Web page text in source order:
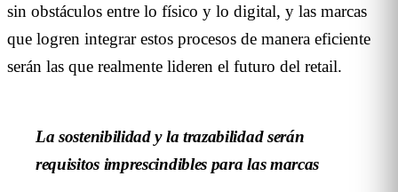
sin obstáculos entre lo físico y lo digital, y las marcas
que logren integrar estos procesos de manera eficiente
serán las que realmente lideren el futuro del retail.
La sostenibilidad y la trazabilidad serán
requisitos imprescindibles para las marcas